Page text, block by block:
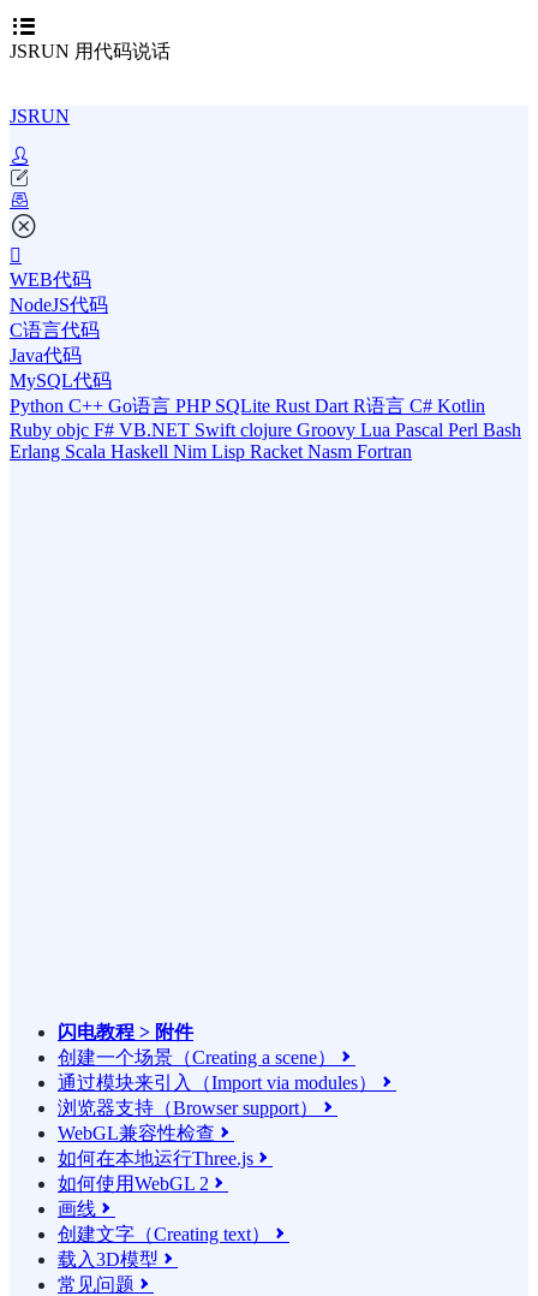
JSRUN 用代码说话
JSRUN
WEB代码
NodeJS代码
C语言代码
Java代码
MySQL代码
Python C++ Go语言 PHP SQLite Rust Dart R语言 C# Kotlin
Ruby objc F# VB.NET Swift clojure Groovy Lua Pascal Perl Bash
Erlang Scala Haskell Nim Lisp Racket Nasm Fortran
闪电教程 > 附件
创建一个场景（Creating a scene）

通过模块来引入（Import via modules） 
浏览器支持（Browser support） 
WebGL兼容性检查 
如何在本地运行Three.js 
如何使用WebGL 2 
画线 
创建文字（Creating text） 
载入3D模型 
常见问题 